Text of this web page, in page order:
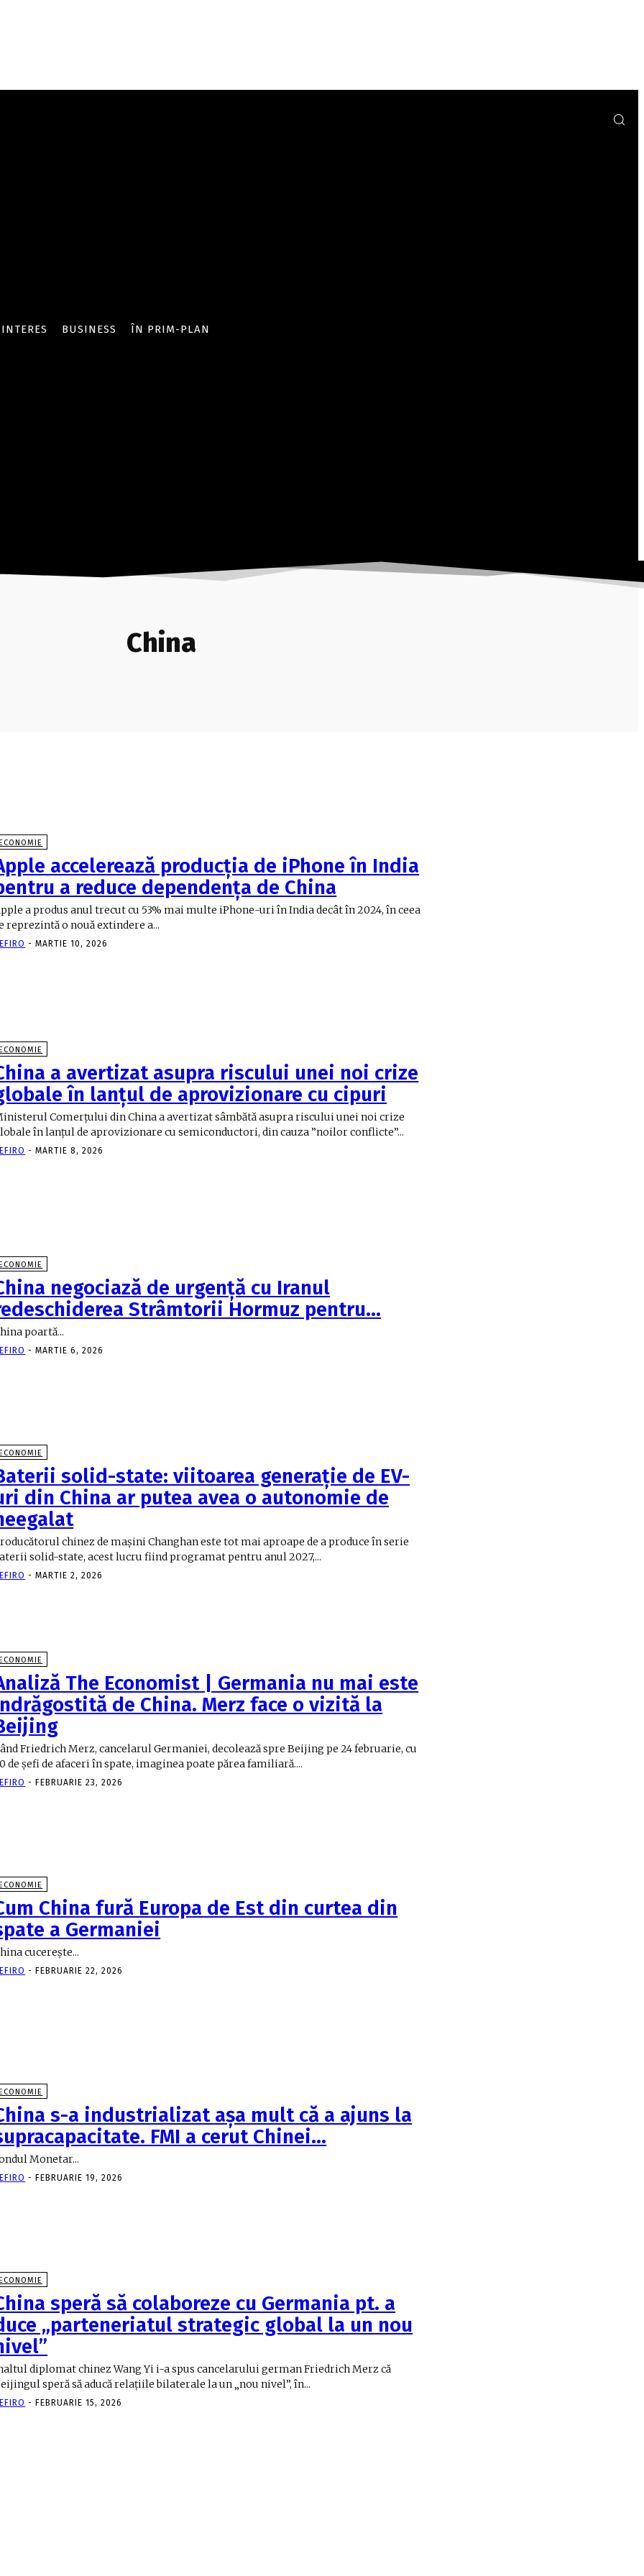
BUSINESS ÎN PRIM-PLAN
China
ECONOMIE
accelerează producția de iPhone în India
a reduce dependența de China
a produs anul trecut cu 53% mai multe iPhone-uri în India decât în 2024, în ceea
reprezintă o nouă extindere a...
- MARTIE 10, 2026
ECONOMIE
a avertizat asupra riscului unei noi crize
în lanţul de aprovizionare cu cipuri
Comerţului din China a avertizat sâmbătă asupra riscului unei noi crize
în lanţul de aprovizionare cu semiconductori, din cauza ”noilor conflicte”...
- MARTIE 8, 2026
negociază de urgenţă cu Iranul
Strâmtorii Hormuz pentru…
poartă...
- MARTIE 6, 2026
solid-state: viitoarea generație de EV-
din China ar putea avea o autonomie de
chinez de mașini Changhan este tot mai aproape de a produce în serie
solid-state, acest lucru fiind programat pentru anul 2027,...
- MARTIE 2, 2026
The Economist | Germania nu mai este
de China. Merz face o vizită la
Friedrich Merz, cancelarul Germaniei, decolează spre Beijing pe 24 februarie, cu
de șefi de afaceri în spate, imaginea poate părea familiară....
- FEBRUARIE 23, 2026
China fură Europa de Est din curtea din
a Germaniei
cucereşte...
- FEBRUARIE 22, 2026
s-a industrializat aşa mult că a ajuns la
FMI a cerut Chinei…
Monetar...
- FEBRUARIE 19, 2026
ECONOMIE
speră să colaboreze cu Germania pt. a
„parteneriatul strategic global la un nou
diplomat chinez Wang Yi i-a spus cancelarului german Friedrich Merz că
speră să aducă relațiile bilaterale la un „nou nivel”, în...
- FEBRUARIE 15, 2026